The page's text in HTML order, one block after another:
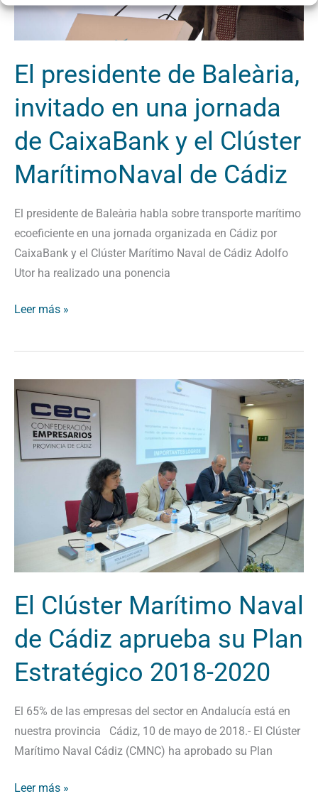
El presidente de Baleària,
invitado en una jornada
de CaixaBank y el Clúster
MarítimoNaval de Cádiz
El presidente de Baleària habla sobre transporte marítimo
ecoeficiente en una jornada organizada en Cádiz por
CaixaBank y el Clúster Marítimo Naval de Cádiz Adolfo
Utor ha realizado una ponencia
de
CaixaBank
el
Clúster
MarítimoNaval
de
Leer más »
El Clúster Marítimo Naval
de Cádiz aprueba su Plan
Estratégico 2018-2020
El 65% de las empresas del sector en Andalucía está en
nuestra provincia Cádiz, 10 de mayo de 2018.- El Clúster
Marítimo Naval Cádiz (CMNC) ha aprobado su Plan
El
Clúster
Marítimo
Naval
Plan
2020
Leer más »